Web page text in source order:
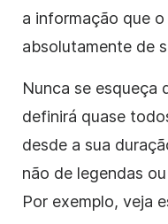
a informação que
absolutamente de
Nunca se esqueça
definirá quase
desde a sua
não de legendas
Por exemplo, veja